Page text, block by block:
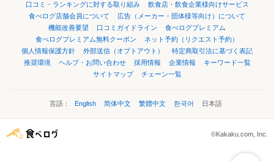
口コミ・ランキングに対する取り組み
飲食店・飲食企業様向けサービス
食べログ店舗会員について
広告（メーカー・団体様等向け）について
機能改善要望
口コミガイドライン
食べログプレミアム
食べログプレミアム無料クーポン
ネット予約（リクエスト予約）
個人情報保護方針
外部送信（オプトアウト）
特定商取引法に基づく表記
推奨環境
ヘルプ・お問い合わせ 採用情報 企業情報
キーワード一覧
サイトマップ
チェーン一覧
言語： English 简体中文 繁體中文 한국어 日本語
©Kakaku.com, Inc.